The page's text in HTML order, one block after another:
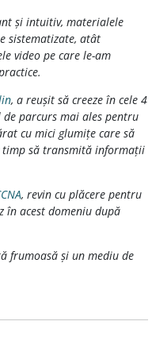
și intuitiv, materialele
sistematizate, atât
video pe care le-am
, a reușit să creeze în cele 4
parcurs mai ales pentru
cu mici glumițe care să
timp să transmită informații
, revin cu plăcere pentru
în acest domeniu după
frumoasă și un mediu de